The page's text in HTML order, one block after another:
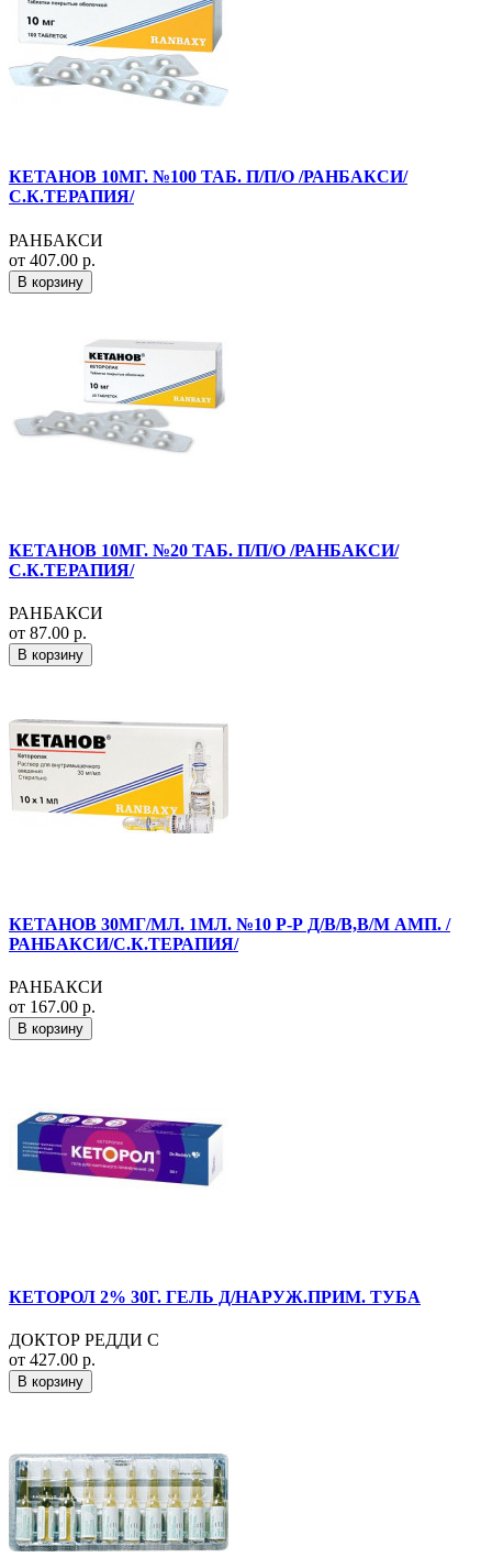
КЕТАНОВ 10МГ. №100 ТАБ. П/П/О /РАНБАКСИ/
С.К.ТЕРАПИЯ/
РАНБАКСИ
от 407.00 р.
В корзину
КЕТАНОВ 10МГ. №20 ТАБ. П/П/О /РАНБАКСИ/
С.К.ТЕРАПИЯ/
РАНБАКСИ
от 87.00 р.
В корзину
КЕТАНОВ 30МГ/МЛ. 1МЛ. №10 Р-Р Д/В/В,В/М АМП. /
РАНБАКСИ/С.К.ТЕРАПИЯ/
РАНБАКСИ
от 167.00 р.
В корзину
КЕТОРОЛ 2% 30Г. ГЕЛЬ Д/НАРУЖ.ПРИМ. ТУБА
ДОКТОР РЕДДИ С
от 427.00 р.
В корзину